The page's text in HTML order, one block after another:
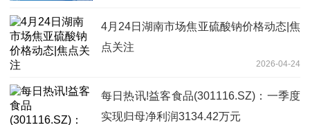
4月24日湖南市场焦亚硫酸钠价格动态|焦
点关注
2026-04-24
每日热讯!益客食品(301116.SZ)：一季度
实现归母净利润3134.42万元